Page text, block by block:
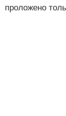
проложено